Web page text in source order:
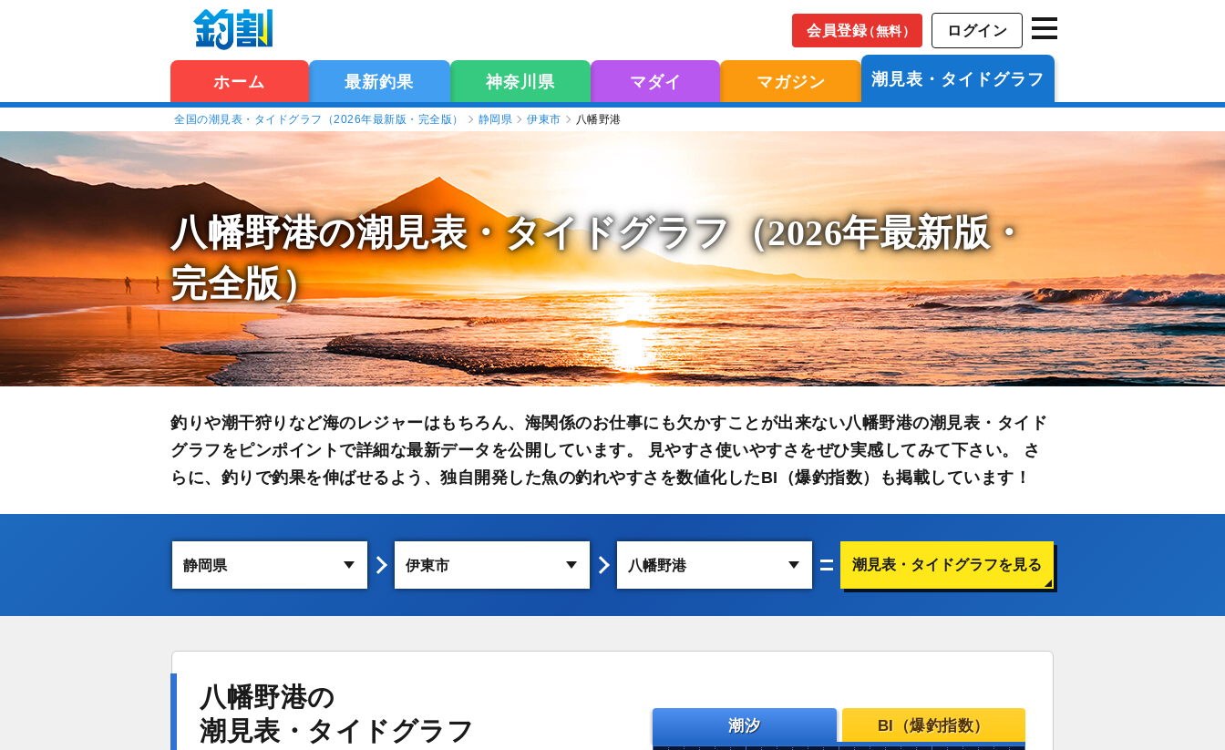
会員登録（無料） ログイン
ホーム 最新釣果 神奈川県 マダイ マガジン 潮見表・タイドグラフ
全国の潮見表・タイドグラフ（2026年最新版・完全版） 静岡県 伊東市 八幡野港
八幡野港の潮見表・タイドグラフ（2026年最新版・
完全版）
釣りや潮干狩りなど海のレジャーはもちろん、海関係のお仕事にも欠かすことが出来ない八幡野港の潮見表・タイド
グラフをピンポイントで詳細な最新データを公開しています。 見やすさ使いやすさをぜひ実感してみて下さい。 さ
らに、釣りで釣果を伸ばせるよう、独自開発した魚の釣れやすさを数値化したBI（爆釣指数）も掲載しています！
潮見表・タイドグラフを見る
八幡野港の
潮見表・タイドグラフ
潮汐 BI（爆釣指数）